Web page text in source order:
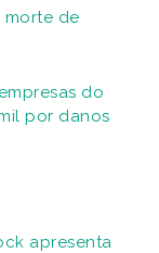
morte de
do
por danos
apresenta